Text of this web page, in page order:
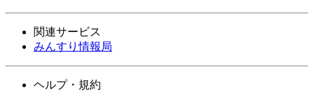
関連サービス
みんすり情報局
ヘルプ・規約